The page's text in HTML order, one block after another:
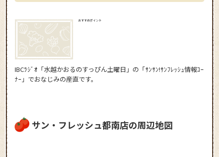
おすすめポイント
IBCﾗｼﾞｵ「水越かおるのすっぴん土曜日」の「ｻﾝｻﾝ!ｻﾝﾌﾚｯｼｭ情報ｺｰ
ﾅｰ」でおなじみの産直です。
サン・フレッシュ都南店の周辺地図